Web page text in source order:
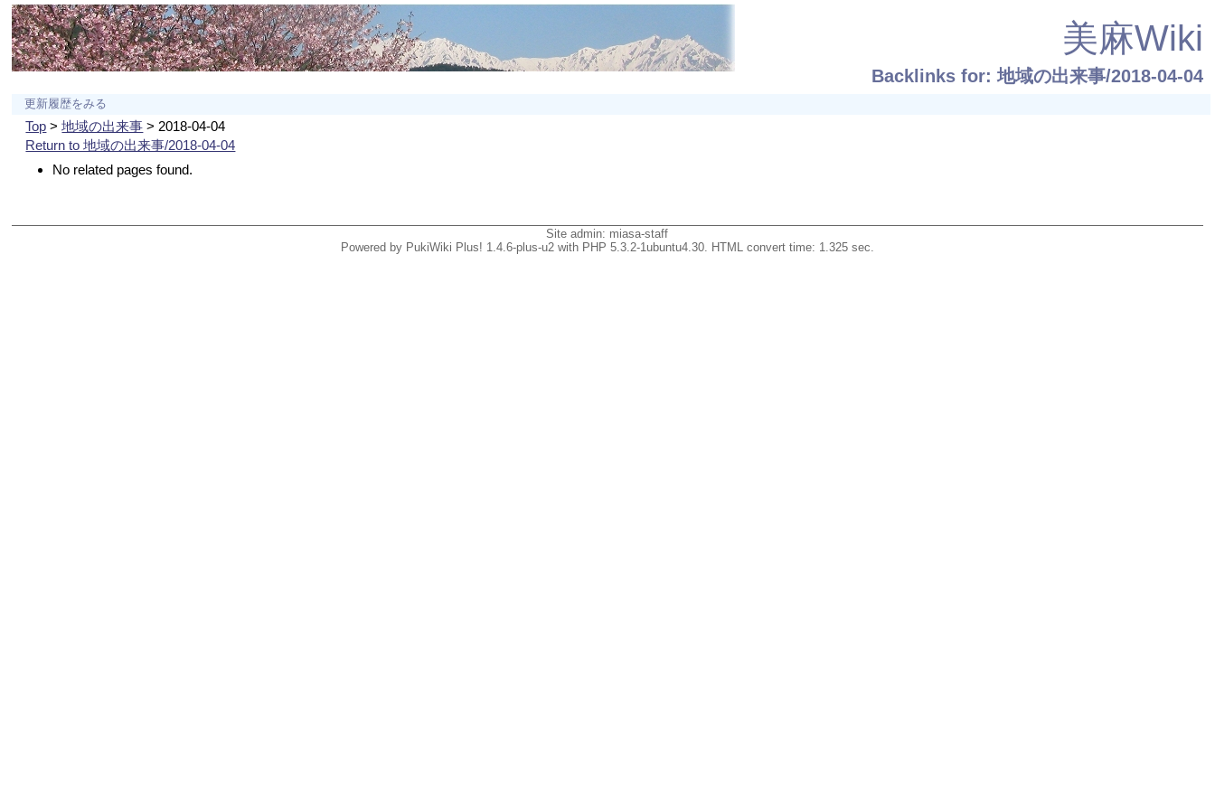
美麻Wiki
Backlinks for: 地域の出来事/2018-04-04
更新履歴をみる
Top >地域の出来事 > 2018-04-04
Return to 地域の出来事/2018-04-04
No related pages found.
Site admin: miasa-staff
Powered by PukiWiki Plus! 1.4.6-plus-u2 with PHP 5.3.2-1ubuntu4.30. HTML convert time: 1.325 sec.